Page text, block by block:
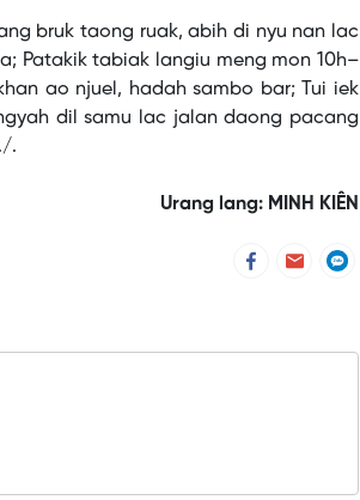
bruk taong ruak, abih di nyu nan lac
Patakik tabiak langiu meng mon 10h–
ao njuel, hadah sambo bar; Tui iek
dil samu lac jalan daong pacang
.
Urang lang: MINH KIÊN